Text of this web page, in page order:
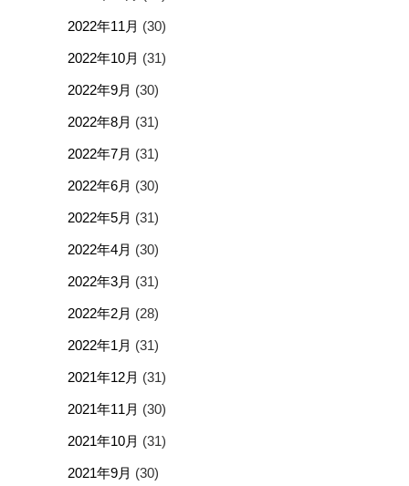
2022年11月 (30)
2022年10月 (31)
2022年9月 (30)
2022年8月 (31)
2022年7月 (31)
2022年6月 (30)
2022年5月 (31)
2022年4月 (30)
2022年3月 (31)
2022年2月 (28)
2022年1月 (31)
2021年12月 (31)
2021年11月 (30)
2021年10月 (31)
2021年9月 (30)